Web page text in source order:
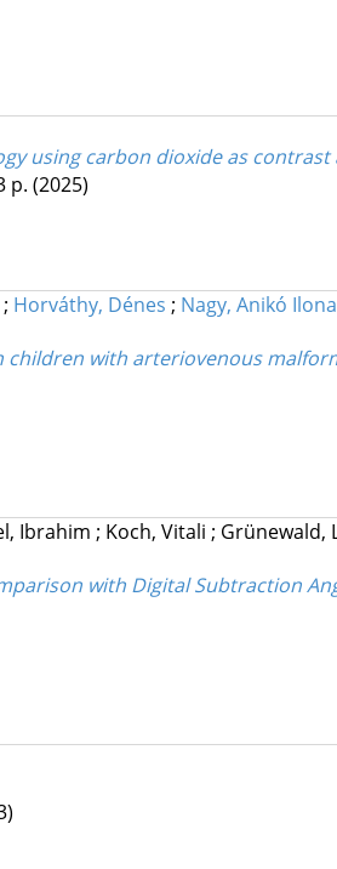
using carbon dioxide as contrast
p. (2025)
; Horváthy, Dénes ; Nagy, Anikó Ilona
with arteriovenous
Ibrahim ; Koch, Vitali ; Grünewald,
with Digital Subtraction